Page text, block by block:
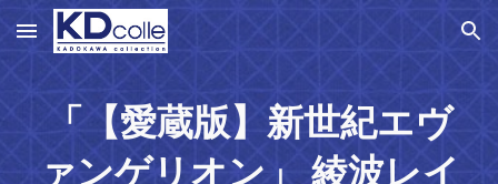
Skip to main content Skip to navigation
「【愛蔵版】新世紀エヴ
ァンゲリオン」 綾波レイ